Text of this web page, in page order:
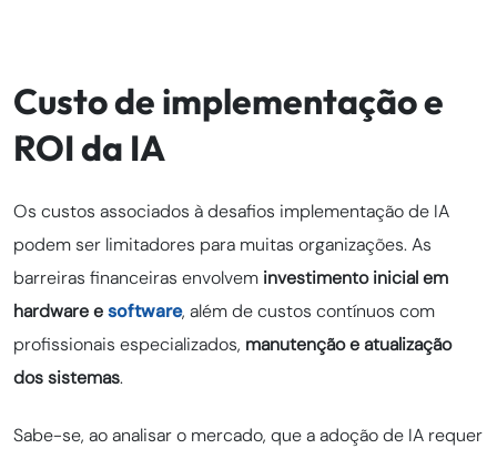
Custo de implementação e
ROI da IA
Os custos associados à desafios implementação de IA
podem ser limitadores para muitas organizações. As
barreiras financeiras envolvem investimento inicial em
hardware esoftware, além de custos contínuos com
profissionais especializados, manutenção e atualização
dos sistemas.
Sabe-se, ao analisar o mercado, que a adoção de IA requer